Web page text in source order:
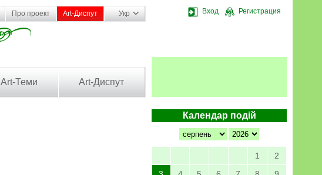
Вход Регистрация
Про проект Art-Диспут Укр
Art-Теми Art-Диспут
Календар подій
1
2